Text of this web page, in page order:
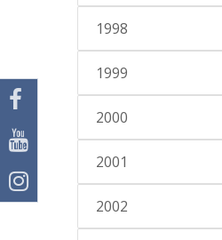
1998
1999
2000
2001
2002